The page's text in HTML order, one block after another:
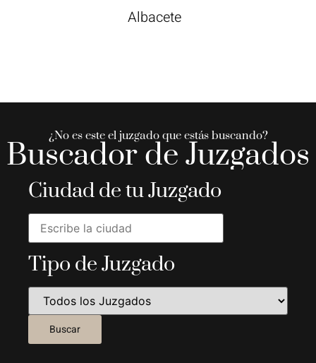
Albacete
¿No es este el juzgado que estás buscando?
Buscador de Juzgados
Ciudad de tu Juzgado
Tipo de Juzgado